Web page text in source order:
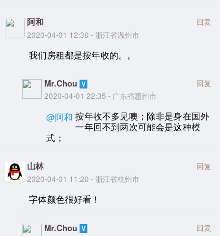
阿和
2020-04-01 12:30 - 浙江省温州市
回复
我们房租都是按年收的。。
Mr.Chou
2020-04-01 22:35 - 广东省惠州市
回复
@阿和 按年收不多见噢；除非是身在国外
一年回不到两次可能会是这种模
式；
山林
2020-04-01 11:20 - 浙江省杭州市
回复
字体颜色很好看！
Mr.Chou 回复